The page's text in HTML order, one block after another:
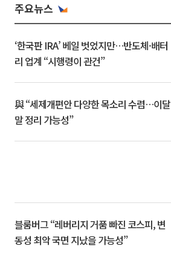
주요뉴스
‘한국판 IRA’ 베일 벗었지만…반도체·배터
리 업계 “시행령이 관건”
與 “세제개편안 다양한 목소리 수렴…이달
말 정리 가능성”
블룸버그 “레버리지 거품 빠진 코스피, 변
동성 최악 국면 지났을 가능성”